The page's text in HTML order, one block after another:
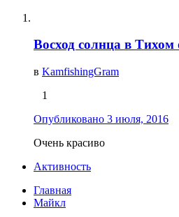
Восход солнца в Тихом
в KamfishingGram
1
Опубликовано 3 июля, 2016
Очень красиво
Активность
Главная
Майкл